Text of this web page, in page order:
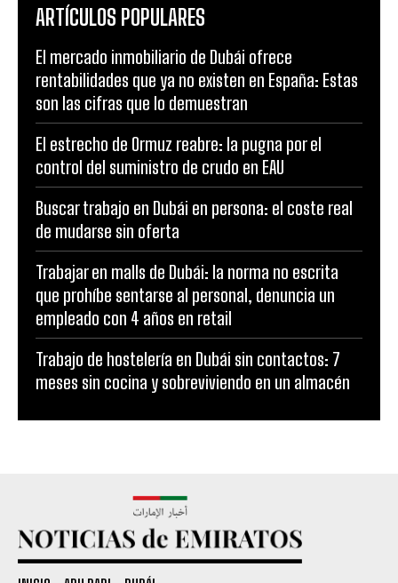
ARTÍCULOS POPULARES
El mercado inmobiliario de Dubái ofrece
rentabilidades que ya no existen en España: Estas
son las cifras que lo demuestran
El estrecho de Ormuz reabre: la pugna por el
control del suministro de crudo en EAU
Buscar trabajo en Dubái en persona: el coste real
de mudarse sin oferta
Trabajar en malls de Dubái: la norma no escrita
que prohíbe sentarse al personal, denuncia un
empleado con 4 años en retail
Trabajo de hostelería en Dubái sin contactos: 7
meses sin cocina y sobreviviendo en un almacén